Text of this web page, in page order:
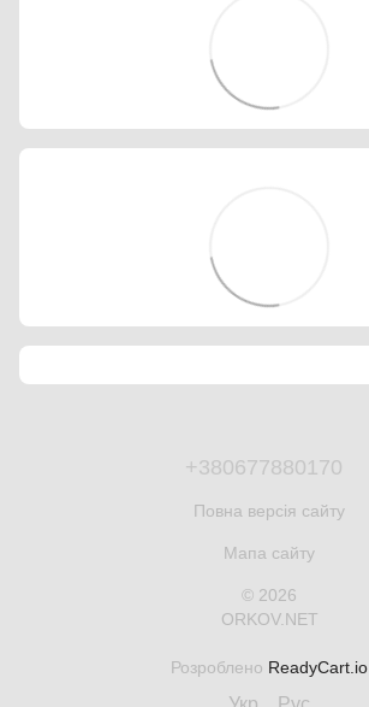
+380677880170
Повна версія сайту
Мапа сайту
© 2026
ORKOV.NET
Розроблено ReadyCart.io